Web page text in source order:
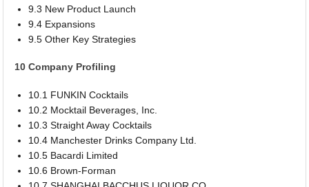
9.3 New Product Launch
9.4 Expansions
9.5 Other Key Strategies
10 Company Profiling
10.1 FUNKIN Cocktails
10.2 Mocktail Beverages, Inc.
10.3 Straight Away Cocktails
10.4 Manchester Drinks Company Ltd.
10.5 Bacardi Limited
10.6 Brown-Forman